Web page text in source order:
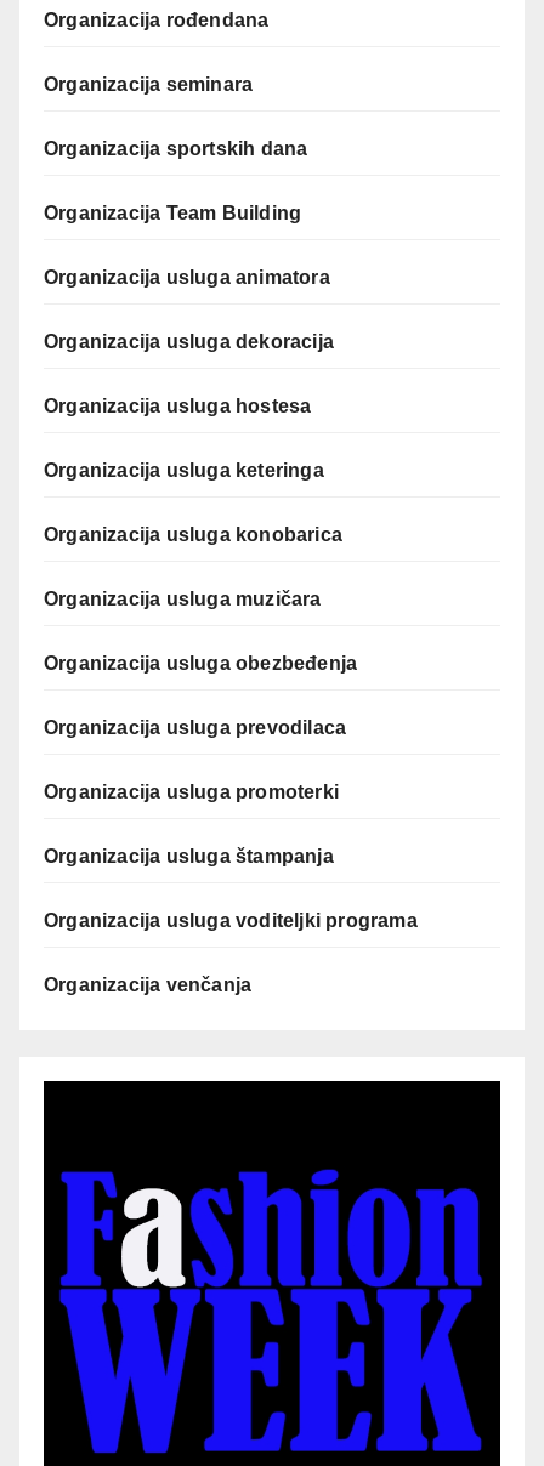
Organizacija rođendana
Organizacija seminara
Organizacija sportskih dana
Organizacija Team Building
Organizacija usluga animatora
Organizacija usluga dekoracija
Organizacija usluga hostesa
Organizacija usluga keteringa
Organizacija usluga konobarica
Organizacija usluga muzičara
Organizacija usluga obezbeđenja
Organizacija usluga prevodilaca
Organizacija usluga promoterki
Organizacija usluga štampanja
Organizacija usluga voditeljki programa
Organizacija venčanja